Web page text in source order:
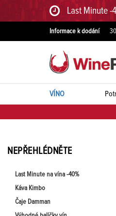
Last Minute -
Informace k dodání
VÍNO
NEPŘEHLÉDNĚTE
Last Minute na vína -40%
Káva Kimbo
Čaje Damman